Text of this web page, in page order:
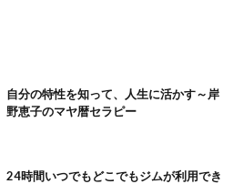
自分の特性を知って、人生に活かす～岸
野恵子のマヤ暦セラピー
24時間いつでもどこでもジムが利用でき